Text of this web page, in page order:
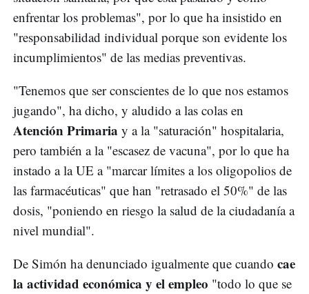
enfrentar los problemas", por lo que ha insistido en
"responsabilidad individual porque son evidente los
incumplimientos" de las medias preventivas.
"Tenemos que ser conscientes de lo que nos estamos
jugando", ha dicho, y aludido a las colas en
Atención Primaria y a la "saturación" hospitalaria,
pero también a la "escasez de vacuna", por lo que ha
instado a la UE a "marcar límites a los oligopolios de
las farmacéuticas" que han "retrasado el 50%" de las
dosis, "poniendo en riesgo la salud de la ciudadanía a
nivel mundial".
De Simón ha denunciado igualmente que cuando cae
la actividad económica y el empleo "todo lo que se